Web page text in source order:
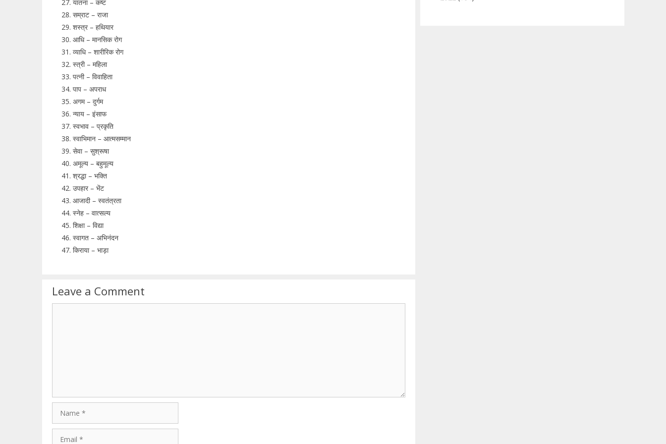
यातना – कष्ट
सम्राट – राजा
शस्त्र – हथियार
आधि – मानसिक रोग
व्याधि – शारीरिक रोग
स्त्री – महिला
पत्नी – विवाहिता
पाप – अपराध
अगम – दुर्गम
न्याय – इंसाफ
स्वभाव – प्रकृति
स्वाभिमान – आत्मसम्मान
सेवा – सुश्रूषा
अमूल्य – बहुमूल्य
श्रद्धा – भक्ति
उपहार – भेंट
आजादी – स्वतंत्रता
स्नेह – वात्सल्य
शिक्षा – विद्या
स्वागत – अभिनंदन
किराया – भाड़ा
Leave a Comment